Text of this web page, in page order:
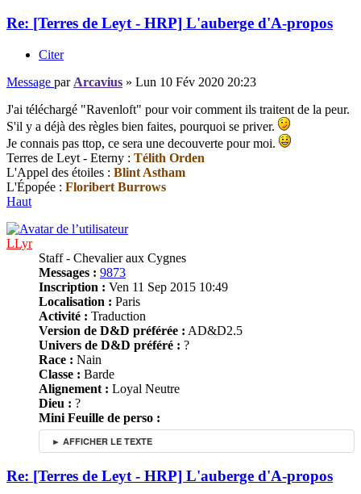
Re: [Terres de Leyt - HRP] L'auberge d'A-propos
Citer
Message par Arcavius » Lun 10 Fév 2020 20:23
J'ai téléchargé "Ravenloft" pour voir comment ils traitent de la peur.
S'il y a déjà des règles bien faites, pourquoi se priver.
Je connais pas ttop, ce sera une decouverte pour moi.
Terres de Leyt - Eterny : Télith Orden
L'Appel des étoiles : Blint Astham
L'Épopée : Floribert Burrows
Haut
LLyr
Staff - Chevalier aux Cygnes
Messages : 9873
Inscription : Ven 11 Sep 2015 10:49
Localisation : Paris
Activité : Traduction
Version de D&D préférée : AD&D2.5
Univers de D&D préféré : ?
Race : Nain
Classe : Barde
Alignement : Loyal Neutre
Dieu : ?
Mini Feuille de perso :
► AFFICHER LE TEXTE
Re: [Terres de Leyt - HRP] L'auberge d'A-propos